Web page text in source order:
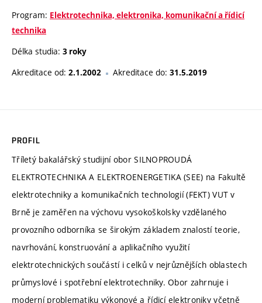
Program: Elektrotechnika, elektronika, komunikační a řídicí
technika
Délka studia: 3 roky
Akreditace od: 2.1.2002 Akreditace do: 31.5.2019
PROFIL
Tříletý bakalářský studijní obor SILNOPROUDÁ
ELEKTROTECHNIKA A ELEKTROENERGETIKA (SEE) na Fakultě
elektrotechniky a komunikačních technologií (FEKT) VUT v
Brně je zaměřen na výchovu vysokoškolsky vzdělaného
provozního odborníka se širokým základem znalostí teorie,
navrhování, konstruování a aplikačního využití
elektrotechnických součástí i celků v nejrůznějších oblastech
průmyslové i spotřební elektrotechniky. Obor zahrnuje i
moderní problematiku výkonové a řídicí elektroniky včetně